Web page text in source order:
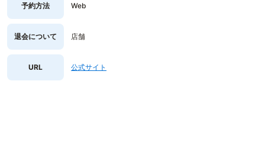
予約方法 Web
退会について 店舗
URL 公式サイト